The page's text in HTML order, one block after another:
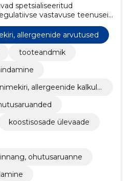
spetsialiseeritud
vastavuse teenuseid
allergeenide arvutused
tooteandmik
allergeenide kalkula
koostisosade ülevaade
ohutusaruanne